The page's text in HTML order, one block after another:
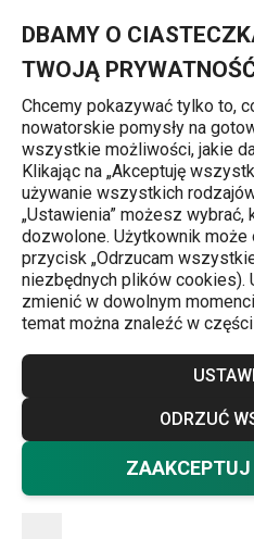
DBAMY O
TWOJĄ
Chcemy pokazywać tylko to,
nowatorskie pomysły na
wszystkie możliwości, jakie
Klikając na „Akceptuję
używanie wszystkich
„Ustawienia” możesz wybrać,
dozwolone. Użytkownik
przycisk „Odrzucam
niezbędnych plików cookies).
zmienić w dowolnym
temat można znaleźć w części
ODRZUĆ
Otwieracze do butelek
Otwieracz
kapslowanych